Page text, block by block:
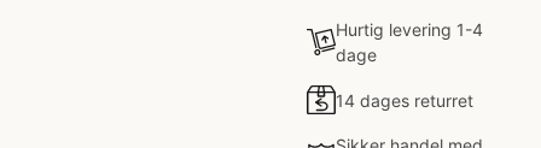
Hurtig levering 1-4
dage
14 dages returret